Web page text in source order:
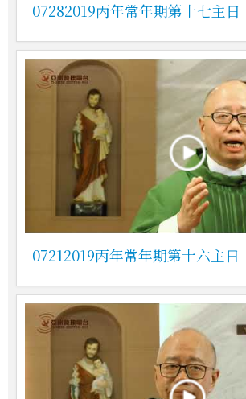
07282019丙年常年期第十七主日
07212019丙年常年期第十六主日